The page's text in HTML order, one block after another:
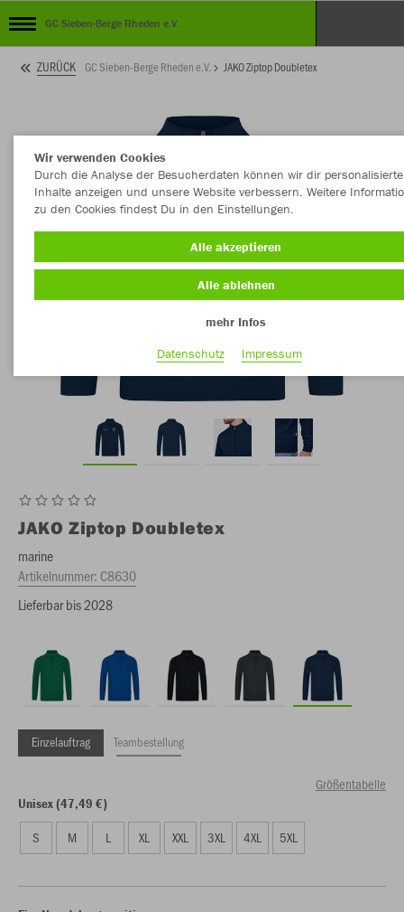
GC Sieben-Berge Rheden e.V.
ZURÜCK GC Sieben-Berge Rheden e.V. JAKO Ziptop Doubletex
JAKO Ziptop Doubletex
marine
Artikelnummer: C8630
Lieferbar bis 2028
Einzelauftrag Teambestellung
Größentabelle
Unisex (47,49 €)
S M L XL XXL 3XL 4XL 5XL
Wir verwenden Cookies
Durch die Analyse der Besucherdaten können wir dir personalisierte
Inhalte anzeigen und unsere Website verbessern. Weitere
zu den Cookies findest Du in den Einstellungen.
Alle akzeptieren
Alle ablehnen
mehr Infos
Datenschutz
Impressum